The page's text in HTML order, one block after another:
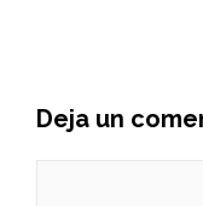
Deja un